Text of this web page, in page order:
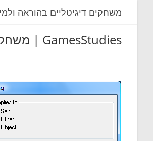
משחקים דיגיטליים בהוראה
GamesStudies | משחקים בחינוך